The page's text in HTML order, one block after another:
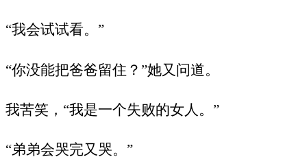
“我会试试看。”
“你没能把爸爸留住？”她又问道。
我苦笑，“我是一个失败的女人。”
“弟弟会哭完又哭。”